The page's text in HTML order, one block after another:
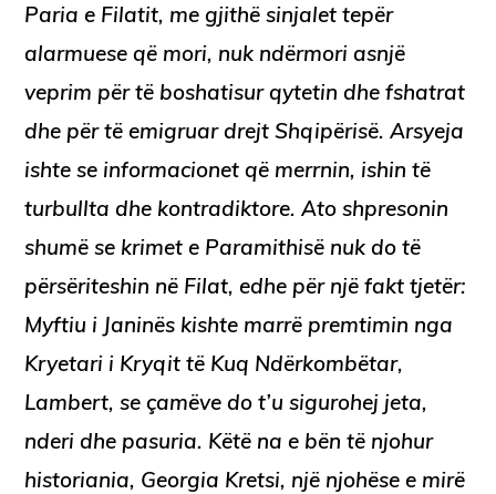
Paria e Filatit, me gjithë sinjalet tepër
alarmuese që mori, nuk ndërmori asnjë
veprim për të boshatisur qytetin dhe fshatrat
dhe për të emigruar drejt Shqipërisë. Arsyeja
ishte se informacionet që merrnin, ishin të
turbullta dhe kontradiktore. Ato shpresonin
shumë se krimet e Paramithisë nuk do të
përsëriteshin në Filat, edhe për një fakt tjetër:
Myftiu i Janinës kishte marrë premtimin nga
Kryetari i Kryqit të Kuq Ndërkombëtar,
Lambert, se çamëve do t’u sigurohej jeta,
nderi dhe pasuria. Këtë na e bën të njohur
historiania, Georgia Kretsi, një njohëse e mirë